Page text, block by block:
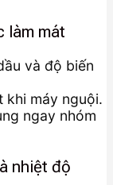
làm mát
và độ biến
khi máy nguội.
ngay nhóm
nhiệt độ